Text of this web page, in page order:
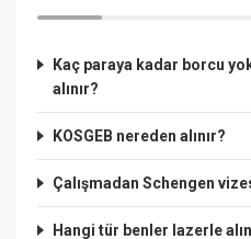
Kaç paraya kadar borcu
alınır?
KOSGEB nereden alınır?
Çalışmadan Schengen
Hangi tür benler lazerle